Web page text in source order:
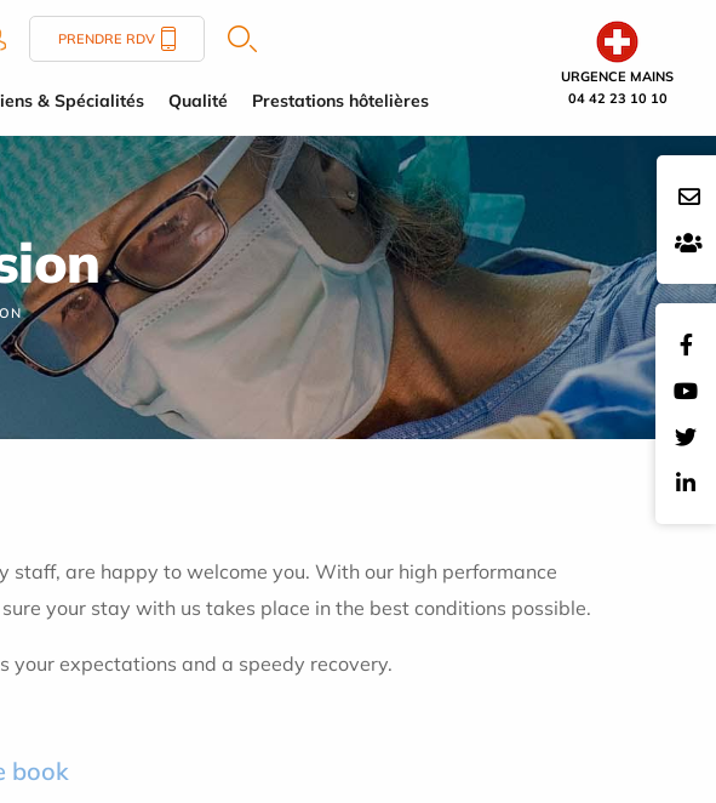
URGENCE MAINS
04 42 23 10 10
PRENDRE RDV
& Spécialités Qualité Prestations hôtelières
are happy to welcome you. With our high performance
your stay with us takes place in the best conditions possible.
your expectations and a speedy recovery.
book